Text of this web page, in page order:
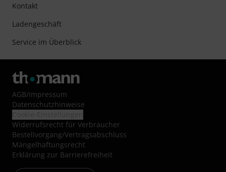
Kontakt
Ladengeschäft
Service im Überblick
AGB/Impressum
Datenschutzhinweise
Widerrufsrecht für Verbraucher
Bestellvorgang/Vertragsabschluss
Mängelhaftungsrecht
Erklärung zur Barrierefreiheit